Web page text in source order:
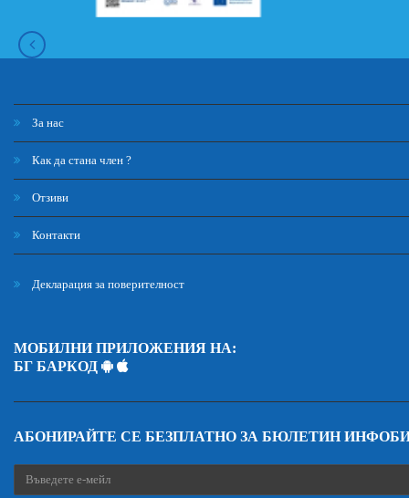
За нас
Как да стана член ?
Отзиви
Контакти
Декларация за поверителност
МОБИЛНИ ПРИЛОЖЕНИЯ НА:
БГ БАРКОД
АБОНИРАЙТЕ СЕ БЕЗПЛАТНО ЗА БЮЛЕТИН